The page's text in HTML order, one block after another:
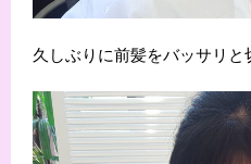
久しぶりに前髪をバッサリ